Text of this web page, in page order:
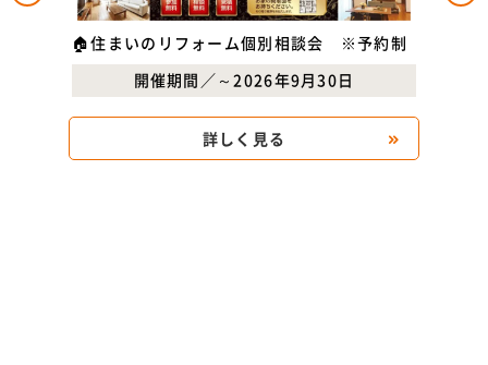
🏠住まいのリフォーム個別相談会 ※予約制
開催期間／～2026年9月30日
詳しく見る